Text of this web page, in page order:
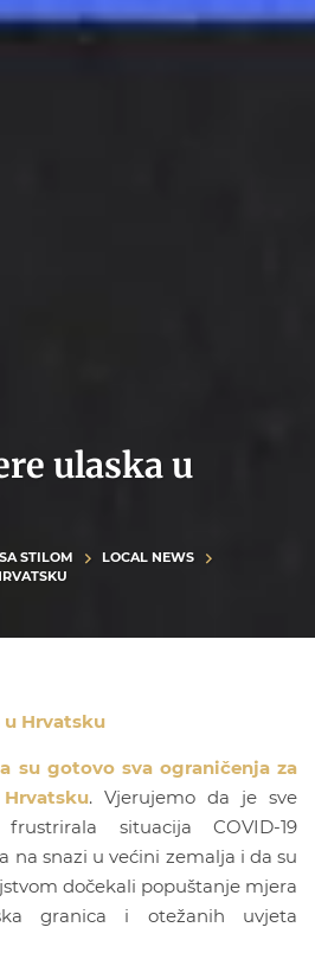
ulaska u
STILOM
LOCAL NEWS
Hrvatsku
su gotovo sva ograničenja za
. Vjerujemo da je sve
situacija COVID-19
na snazi u većini zemalja i da su
dočekali popuštanje mjera
granica i otežanih uvjeta